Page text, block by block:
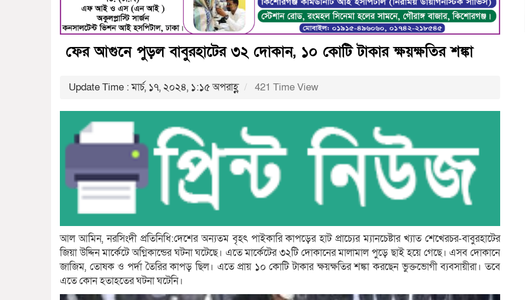
ফের আগুনে পুড়ল বাবুরহাটের ৩২ দোকান, ১০ কোটি টাকার ক্ষয়ক্ষতির শঙ্কা
Update Time : মার্চ, ১৭, ২০২৪, ১:১৫ অপরাহ্ণ 421 Time View
আল আমিন, নরসিংদী প্রতিনিধি:দেশের অন্যতম বৃহৎ পাইকারি কাপড়ের হাট প্রাচ্যের ম্যানচেষ্টার খ্যাত শেখেরচর-বাবুরহাটের
জিয়া উদ্দিন মার্কেটে অগ্নিকান্ডের ঘটনা ঘটেছে। এতে মার্কেটের ৩২টি দোকানের মালামাল পুড়ে ছাই হয়ে গেছে। এসব দোকানে
জাজিম, তোষক ও পর্দা তৈরির কাপড় ছিল। এতে প্রায় ১০ কোটি টাকার ক্ষয়ক্ষতির শঙ্কা করছেন ভুক্তভোগী ব্যবসায়ীরা। তবে
এতে কোন হতাহতের ঘটনা ঘটেনি।